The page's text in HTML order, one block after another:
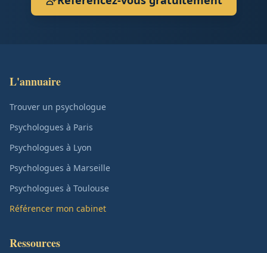
L'annuaire
Trouver un psychologue
Psychologues à Paris
Psychologues à Lyon
Psychologues à Marseille
Psychologues à Toulouse
Référencer mon cabinet
Ressources